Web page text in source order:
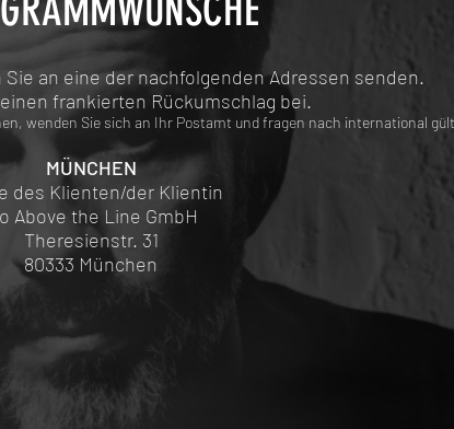
an eine der nachfolgenden Adressen senden.
frankierten Rückumschlag bei.
wenden Sie sich an Ihr Postamt und fragen nach international
MÜNCHEN
des Klienten/der Klientin
Above the Line GmbH
Theresienstr. 31
80333 München